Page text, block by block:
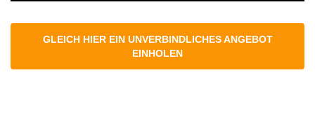
GLEICH HIER EIN UNVERBINDLICHES ANGEBOT
EINHOLEN